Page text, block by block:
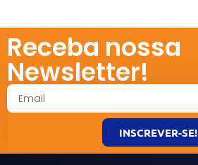
Receba nossa
Newsletter!
INSCREVER-SE!